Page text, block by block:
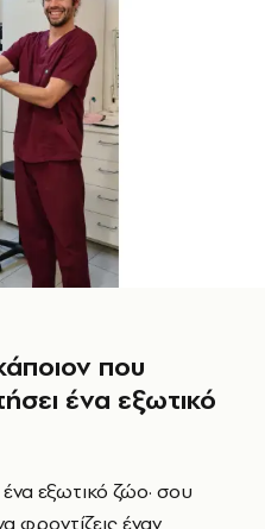
που
ένα εξωτικό
φροντίζεις έναν